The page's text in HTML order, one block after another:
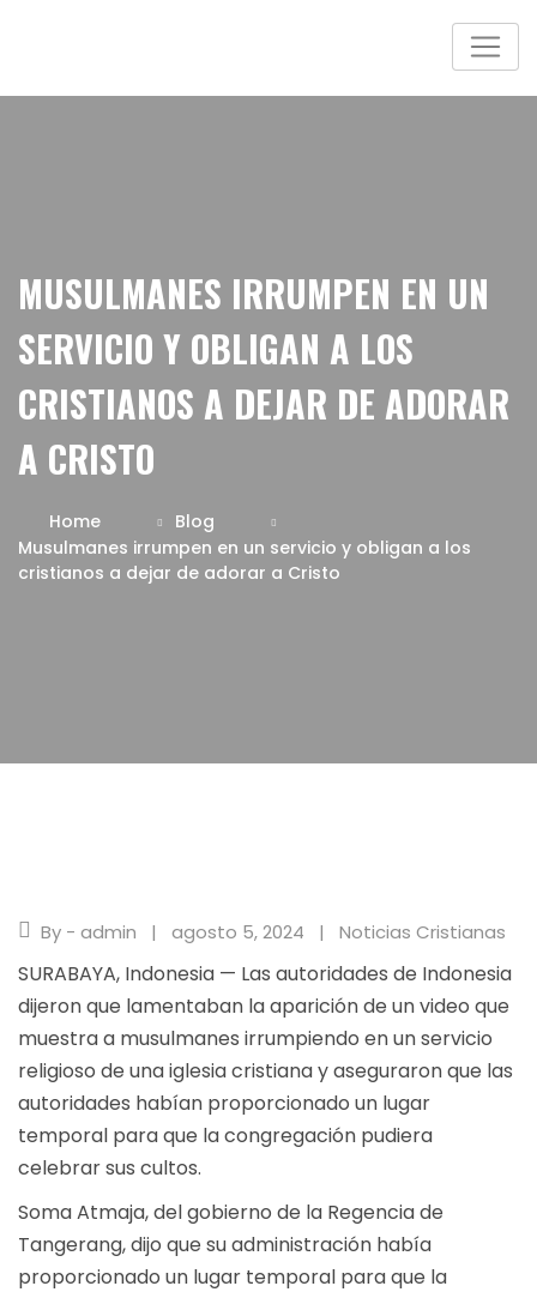
MUSULMANES IRRUMPEN EN UN
SERVICIO Y OBLIGAN A LOS
CRISTIANOS A DEJAR DE ADORAR
A CRISTO
Home
Blog
Musulmanes irrumpen en un servicio y obligan a los
cristianos a dejar de adorar a Cristo
By - admin agosto 5, 2024 Noticias Cristianas
SURABAYA, Indonesia — Las autoridades de Indonesia
dijeron que lamentaban la aparición de un video que
muestra a musulmanes irrumpiendo en un servicio
religioso de una iglesia cristiana y aseguraron que las
autoridades habían proporcionado un lugar
temporal para que la congregación pudiera
celebrar sus cultos.
Soma Atmaja, del gobierno de la Regencia de
Tangerang, dijo que su administración había
proporcionado un lugar temporal para que la